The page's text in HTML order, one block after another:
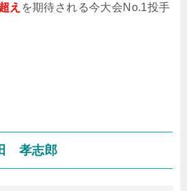
え を期待される今大会No.1投手
孝志郎